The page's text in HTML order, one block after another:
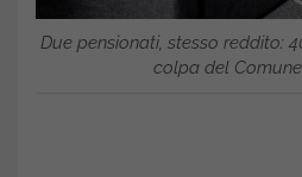
Due pensionati, stesso reddito:
colpa del